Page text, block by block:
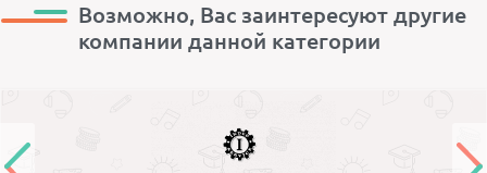
Возможно, Вас заинтересуют другие
компании данной категории